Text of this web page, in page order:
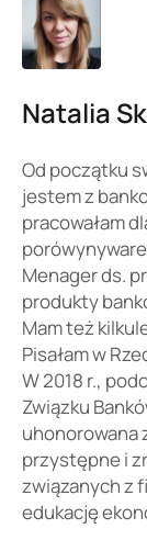
Natalia
Od początku
jestem z
pracowałam
Menager ds.
produkty
Mam też
Pisałam w
W 2018 r.,
Związku
uhonorowana
przystępne i
związanych z
edukację